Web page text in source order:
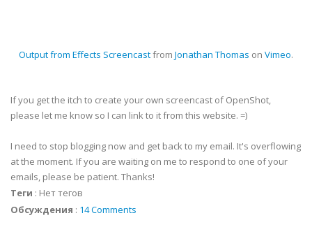
Output from Effects Screencastfrom Jonathan Thomas on Vimeo.
If you get the itch to create your own screencast of OpenShot,
please let me know so I can link to it from this website. =)
I need to stop blogging now and get back to my email. It's overflowing
at the moment. If you are waiting on me to respond to one of your
emails, please be patient. Thanks!
Теги : Нет тегов
Обсуждения : 14 Comments